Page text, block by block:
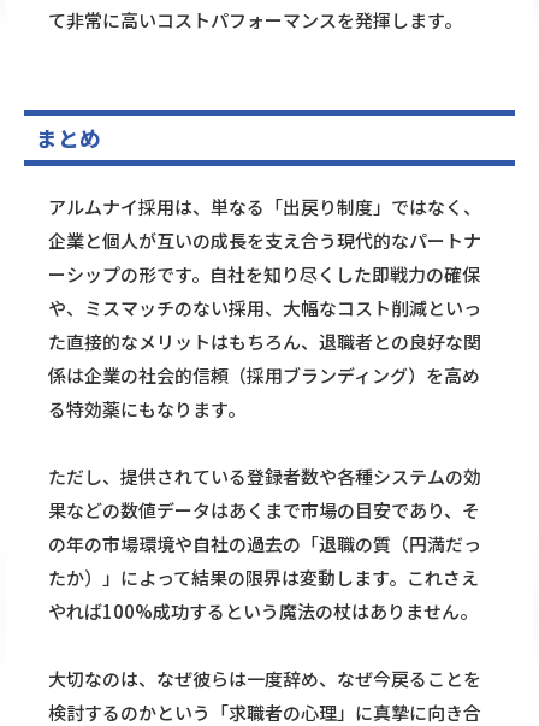
て非常に高いコストパフォーマンスを発揮します。
まとめ
アルムナイ採用は、単なる「出戻り制度」ではなく、
企業と個人が互いの成長を支え合う現代的なパートナ
ーシップの形です。自社を知り尽くした即戦力の確保
や、ミスマッチのない採用、大幅なコスト削減といっ
た直接的なメリットはもちろん、退職者との良好な関
係は企業の社会的信頼（採用ブランディング）を高め
る特効薬にもなります。
ただし、提供されている登録者数や各種システムの効
果などの数値データはあくまで市場の目安であり、そ
の年の市場環境や自社の過去の「退職の質（円満だっ
たか）」によって結果の限界は変動します。これさえ
やれば100%成功するという魔法の杖はありません。
大切なのは、なぜ彼らは一度辞め、なぜ今戻ることを
検討するのかという「求職者の心理」に真摯に向き合